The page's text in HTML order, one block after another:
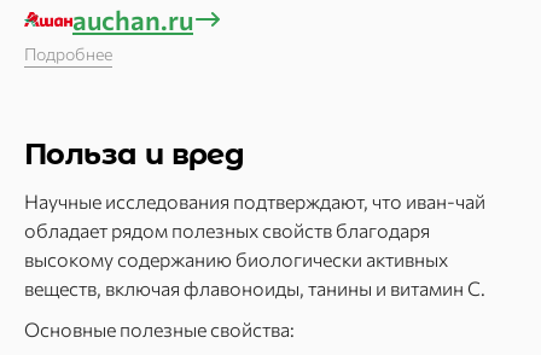
auchan.ru
Подробнее
Польза и вред
Научные исследования подтверждают, что иван-чай
обладает рядом полезных свойств благодаря
высокому содержанию биологически активных
веществ, включая флавоноиды, танины и витамин C.
Основные полезные свойства: